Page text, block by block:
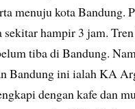
menuju kota Bandung.
sekitar hampir 3 jam.
tiba di Bandung.
Bandung ini ialah KA
dengan kafe dan